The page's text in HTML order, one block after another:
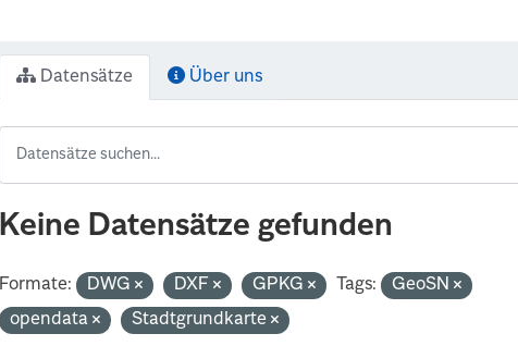
Datensätze Über uns
Keine Datensätze gefunden
Formate: DWG DXF GPKG Tags:
GeoSN
opendata
Stadtgrundkarte